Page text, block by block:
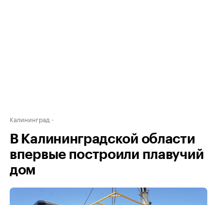
Калининград
В Калининградской области
впервые построили плавучий
дом